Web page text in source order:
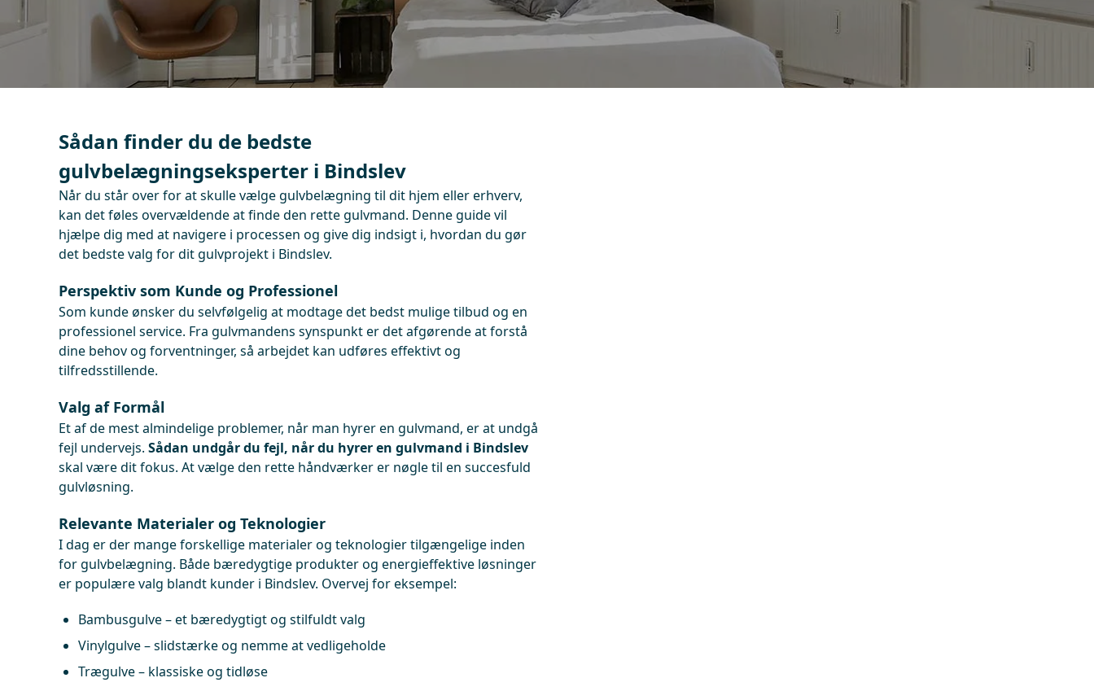
Sådan finder du de bedste
gulvbelægningseksperter i Bindslev
Når du står over for at skulle vælge gulvbelægning til dit hjem eller erhverv,
kan det føles overvældende at finde den rette gulvmand. Denne guide vil
hjælpe dig med at navigere i processen og give dig indsigt i, hvordan du gør
det bedste valg for dit gulvprojekt i Bindslev.
Perspektiv som Kunde og Professionel
Som kunde ønsker du selvfølgelig at modtage det bedst mulige tilbud og en
professionel service. Fra gulvmandens synspunkt er det afgørende at forstå
dine behov og forventninger, så arbejdet kan udføres effektivt og
tilfredsstillende.
Valg af Formål
Et af de mest almindelige problemer, når man hyrer en gulvmand, er at undgå
fejl undervejs. Sådan undgår du fejl, når du hyrer en gulvmand i Bindslev
skal være dit fokus. At vælge den rette håndværker er nøgle til en succesfuld
gulvløsning.
Relevante Materialer og Teknologier
I dag er der mange forskellige materialer og teknologier tilgængelige inden
for gulvbelægning. Både bæredygtige produkter og energieffektive løsninger
er populære valg blandt kunder i Bindslev. Overvej for eksempel:
Bambusgulve – et bæredygtigt og stilfuldt valg
Vinylgulve – slidstærke og nemme at vedligeholde
Trægulve – klassiske og tidløse